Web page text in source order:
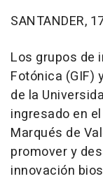
SANTANDER,
Los grupos de
Fotónica (GIF)
de la
ingresado en
Marqués de
promover y
innovación